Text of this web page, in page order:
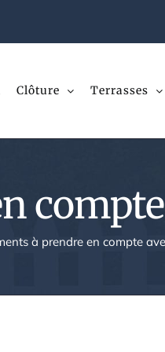
Clôture Terrasses
à prendre en compte